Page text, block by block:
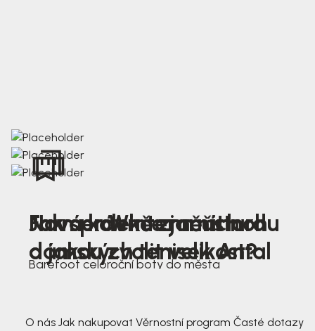
Nová kolekce jarních
dámských tenisek Antal
Jak správně změřit nohu
a jakou zvolit velikost?
Farmer Winter mustard
Barefoot celoroční boty do města
O nás Jak nakupovat Věrnostní program Časté dotazy